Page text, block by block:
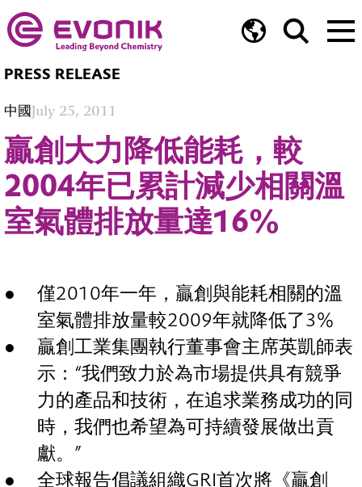
PRESS RELEASE
中國July 25, 2011
贏創大力降低能耗，較
2004年已累計減少相關溫
室氣體排放量達16%
僅2010年一年，贏創與能耗相關的溫
室氣體排放量較2009年就降低了3%
贏創工業集團執行董事會主席英凱師表
示：“我們致力於為市場提供具有競爭
力的產品和技術，在追求業務成功的同
時，我們也希望為可持續發展做出貢
獻。”
全球報告倡議組織GRI首次將《贏創